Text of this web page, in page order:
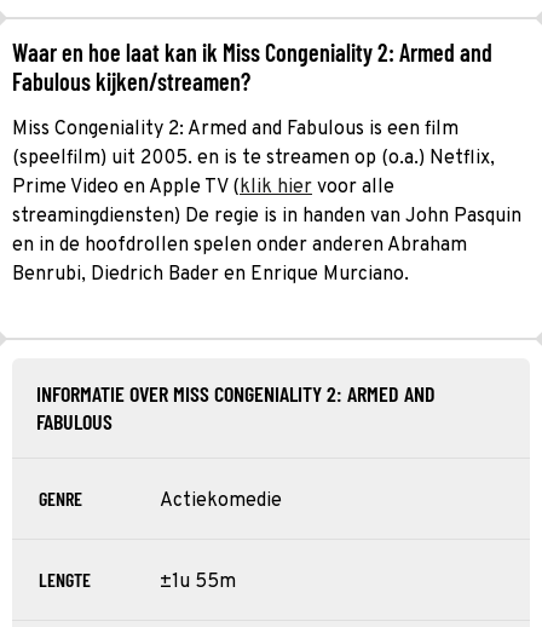
Waar en hoe laat kan ik Miss Congeniality 2: Armed and
Fabulous kijken/streamen?
Miss Congeniality 2: Armed and Fabulous is een film
(speelfilm) uit 2005. en is te streamen op (o.a.) Netflix,
Prime Video en Apple TV (klik hier voor alle
streamingdiensten) De regie is in handen van John Pasquin
en in de hoofdrollen spelen onder anderen Abraham
Benrubi, Diedrich Bader en Enrique Murciano.
INFORMATIE OVER MISS CONGENIALITY 2: ARMED AND
FABULOUS
GENRE Actiekomedie
LENGTE ±1u 55m